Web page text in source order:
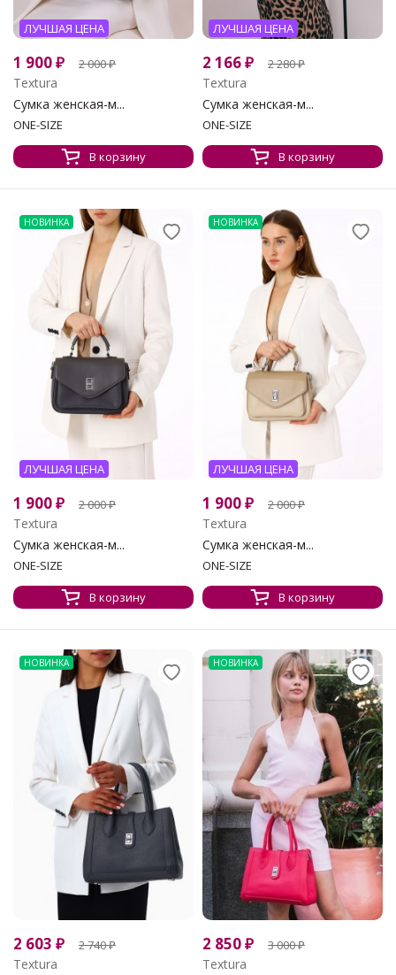
ЛУЧШАЯ ЦЕНА
1 900₽ 2 000₽
Textura
Сумка женская-м...
ONE-SIZE
В корзину
ЛУЧШАЯ ЦЕНА
2 166₽ 2 280₽
Textura
Сумка женская-м...
ONE-SIZE
В корзину
НОВИНКА
ЛУЧШАЯ ЦЕНА
1 900₽ 2 000₽
Textura
Сумка женская-м...
ONE-SIZE
В корзину
НОВИНКА
ЛУЧШАЯ ЦЕНА
1 900₽ 2 000₽
Textura
Сумка женская-м...
ONE-SIZE
В корзину
НОВИНКА
2 603 ₽ 2 740₽
Textura
НОВИНКА
2 850₽ 3 000₽
Textura